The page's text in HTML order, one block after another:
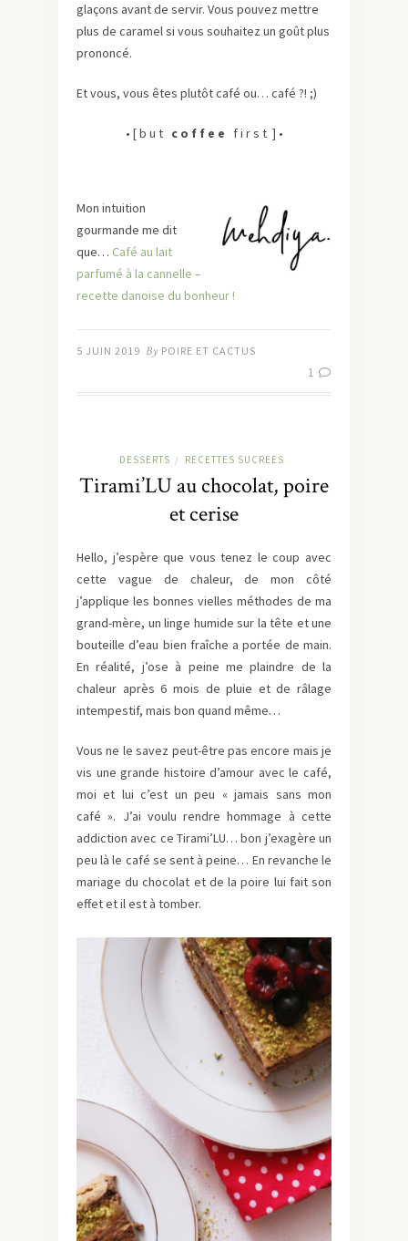
glaçons avant de servir. Vous pouvez mettre
plus de caramel si vous souhaitez un goût plus
prononcé.
Et vous, vous êtes plutôt café ou… café ?! ;)
• [ b u t c o f f e e f i r s t ] •
Mon intuition
gourmande me dit
que… Café au lait
parfumé à la cannelle –
recette danoise du bonheur !
5 JUIN 2019 By POIRE ET CACTUS
1
DESSERTS / RECETTES SUCREES
Tirami’LU au chocolat, poire
et cerise
Hello, j’espère que vous tenez le coup avec
cette vague de chaleur, de mon côté
j’applique les bonnes vielles méthodes de ma
grand-mère, un linge humide sur la tête et une
bouteille d’eau bien fraîche a portée de main.
En réalité, j’ose à peine me plaindre de la
chaleur après 6 mois de pluie et de râlage
intempestif, mais bon quand même…
Vous ne le savez peut-être pas encore mais je
vis une grande histoire d’amour avec le café,
moi et lui c’est un peu « jamais sans mon
café ». J’ai voulu rendre hommage à cette
addiction avec ce Tirami’LU… bon j’exagère un
peu là le café se sent à peine… En revanche le
mariage du chocolat et de la poire lui fait son
effet et il est à tomber.